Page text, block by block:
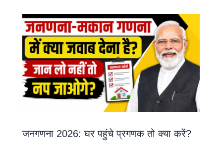
जनगणना 2026: घर पहुंचे प्रगणक तो क्या करें?